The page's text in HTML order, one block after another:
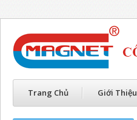
Trang Chủ Giới Thiệu